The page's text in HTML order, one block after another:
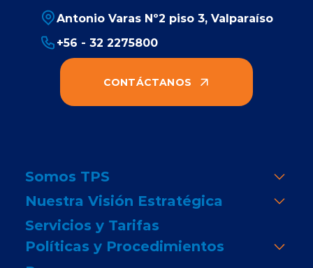
Antonio Varas Nº2 piso 3, Valparaíso
+56 - 32 2275800
CONTÁCTANOS
Somos TPS
Nuestra Visión Estratégica
Servicios y Tarifas
Políticas y Procedimientos